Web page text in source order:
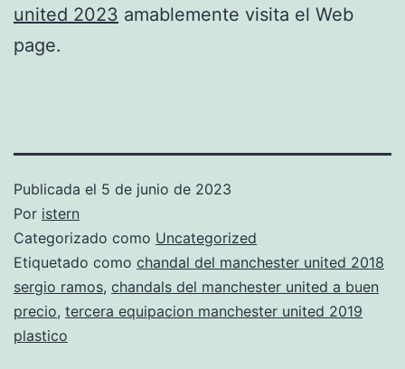
united 2023 amablemente visita el Web
page.
Publicada el 5 de junio de 2023
Por istern
Categorizado como Uncategorized
Etiquetado como chandal del manchester united 2018
sergio ramos, chandals del manchester united a buen
precio, tercera equipacion manchester united 2019
plastico